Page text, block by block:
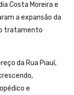
Costa Moreira e
a expansão da
o tratamento
da Rua Piauí,
e